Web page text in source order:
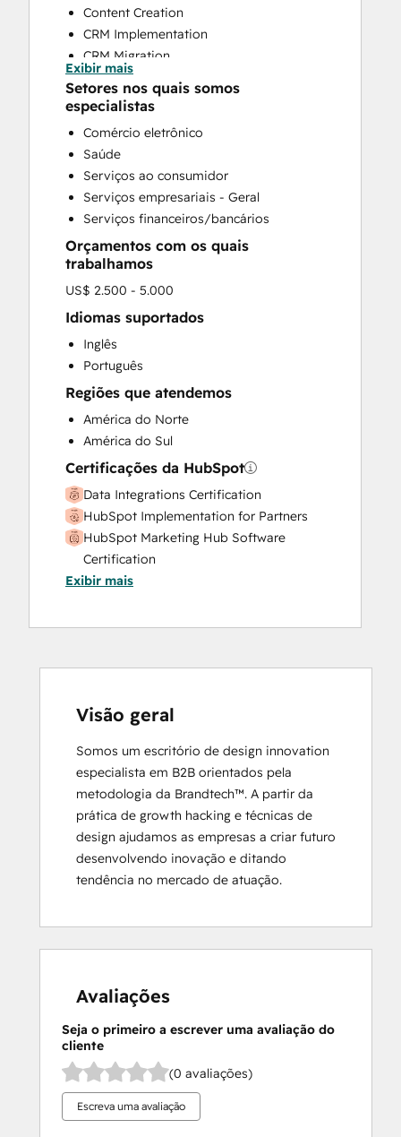
Content Creation
CRM Implementation
CRM Migration
Full Inbound Marketing Services
HubSpot Onboarding
Sales and Marketing Alignment
Sales Enablement
Search Engine Optimization
Website Design
Exibir mais
Setores nos quais somos
especialistas
Comércio eletrônico
Saúde
Serviços ao consumidor
Serviços empresariais - Geral
Serviços financeiros/bancários
Orçamentos com os quais
trabalhamos
US$ 2.500 - 5.000
Idiomas suportados
Inglês
Português
Regiões que atendemos
América do Norte
América do Sul
Certificações da HubSpot
Data Integrations Certification
HubSpot Implementation for Partners
HubSpot Marketing Hub Software
Certification
HubSpot Marketing Software
HubSpot Sales Hub Software
HubSpot Solutions Partner
Inbound Marketing
Objectives-Based Onboarding
Platform Consulting
Revenue Operations
Salesforce Integration Certification
Exibir mais
Visão geral
Somos um escritório de design innovation
especialista em B2B orientados pela
metodologia da Brandtech™. A partir da
prática de growth hacking e técnicas de
design ajudamos as empresas a criar futuro
desenvolvendo inovação e ditando
tendência no mercado de atuação.
Avaliações
Seja o primeiro a escrever uma avaliação do
cliente
(0 avaliações)
Escreva uma avaliação